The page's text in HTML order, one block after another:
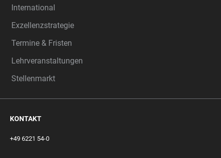
International
Exzellenzstrategie
Termine & Fristen
Lehrveranstaltungen
Stellenmarkt
KONTAKT
+49 6221 54-0